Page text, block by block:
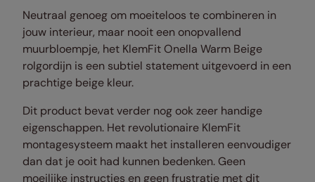
Neutraal genoeg om moeiteloos te combineren in
jouw interieur, maar nooit een onopvallend
muurbloempje, het KlemFit Onella Warm Beige
rolgordijn is een subtiel statement uitgevoerd in een
prachtige beige kleur.
Dit product bevat verder nog ook zeer handige
eigenschappen. Het revolutionaire KlemFit
montagesysteem maakt het installeren eenvoudiger
dan dat je ooit had kunnen bedenken. Geen
moeilijke instructies en geen frustratie met dit